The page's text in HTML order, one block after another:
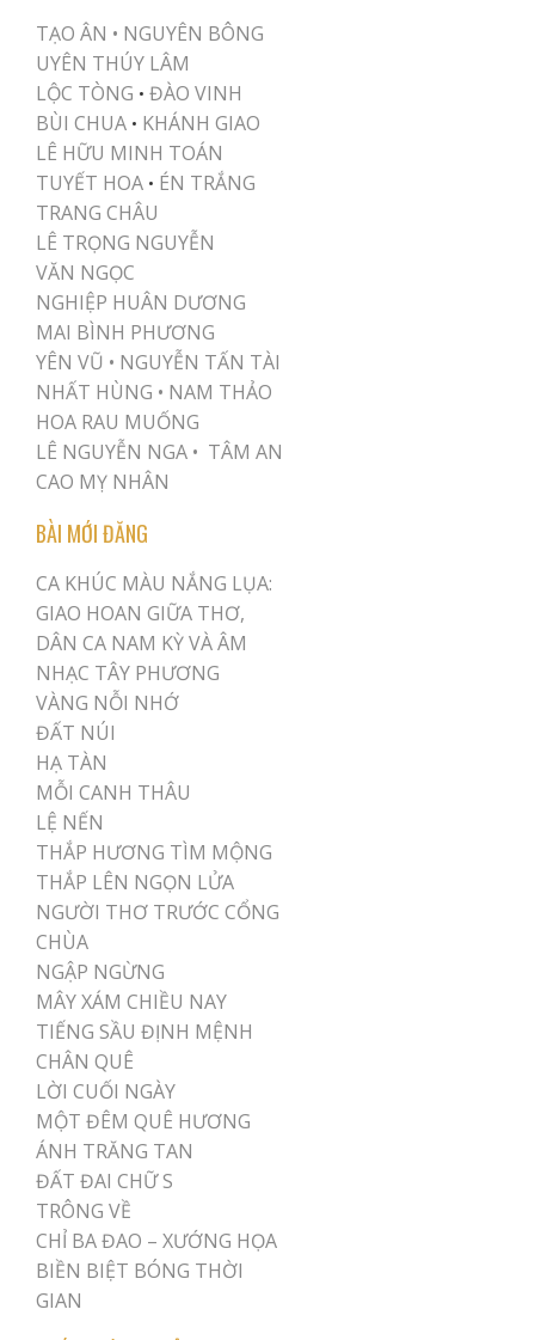
TẠO ÂN • NGUYÊN BÔNG
UYÊN THÚY LÂM
LỘC TÒNG • ĐÀO VINH
BÙI CHUA • KHÁNH GIAO
LÊ HỮU MINH TOÁN
TUYẾT HOA • ÉN TRẮNG
TRANG CHÂU
LÊ TRỌNG NGUYỄN
VĂN NGỌC
NGHIỆP HUÂN DƯƠNG
MAI BÌNH PHƯƠNG
YÊN VŨ • NGUYỄN TẤN TÀI
NHẤT HÙNG • NAM THẢO
HOA RAU MUỐNG
LÊ NGUYỄN NGA • TÂM AN
CAO MỴ NHÂN
BÀI MỚI ĐĂNG
CA KHÚC MÀU NẮNG LỤA:
GIAO HOAN GIỮA THƠ,
DÂN CA NAM KỲ VÀ ÂM
NHẠC TÂY PHƯƠNG
VÀNG NỖI NHỚ
ĐẤT NÚI
HẠ TÀN
MỖI CANH THÂU
LỆ NẾN
THẮP HƯƠNG TÌM MỘNG
THẮP LÊN NGỌN LỬA
NGƯỜI THƠ TRƯỚC CỔNG
CHÙA
NGẬP NGỪNG
MÂY XÁM CHIỀU NAY
TIẾNG SẦU ĐỊNH MỆNH
CHÂN QUÊ
LỜI CUỐI NGÀY
MỘT ĐÊM QUÊ HƯƠNG
ÁNH TRĂNG TAN
ĐẤT ĐAI CHỮ S
TRÔNG VỀ
CHỈ BA ĐAO – XƯỚNG HỌA
BIỀN BIỆT BÓNG THỜI
GIAN